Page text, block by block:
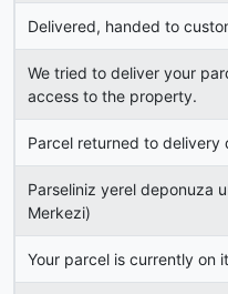
Delivered, handed to
We tried to deliver your
access to the property.
Parcel returned to delivery
Parseliniz yerel deponuza
Merkezi)
Your parcel is currently on